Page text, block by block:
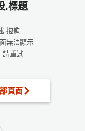
.標題
.抱歉
無法顯示
請重試
頁面